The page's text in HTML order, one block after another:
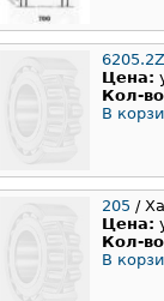
Цена:
Кол-
В
205 /
Цена:
Кол-
В